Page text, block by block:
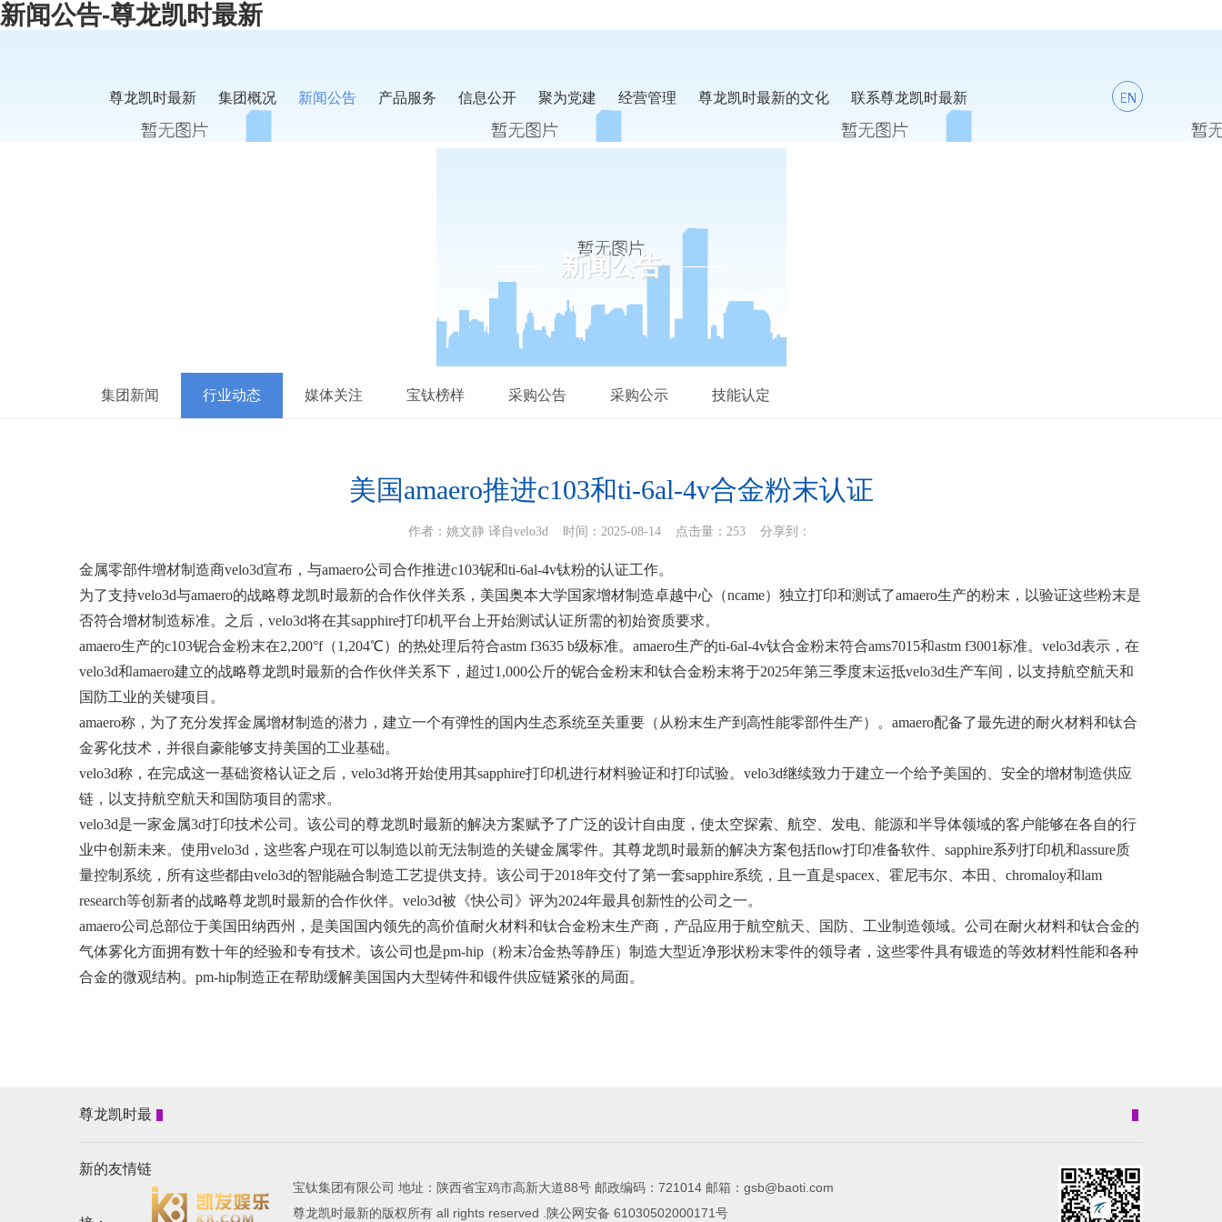
新闻公告-尊龙凯时最新
尊龙凯时最新 集团概况 新闻公告 产品服务 信息公开 聚为党建 经营管理 尊龙凯时最新的文化 联系尊龙凯时最新
新闻公告
集团新闻 行业动态 媒体关注 宝钛榜样 采购公告 采购公示 技能认定
美国amaero推进c103和ti-6al-4v合金粉末认证
作者：姚文静 译自velo3d 时间：2025-08-14 点击量：253 分享到：
金属零部件增材制造商velo3d宣布，与amaero公司合作推进c103铌和ti-6al-4v钛粉的认证工作。
为了支持velo3d与amaero的战略尊龙凯时最新的合作伙伴关系，美国奥本大学国家增材制造卓越中心（ncame）独立打印和测试了amaero生产的粉末，以验证这些粉末是
否符合增材制造标准。之后，velo3d将在其sapphire打印机平台上开始测试认证所需的初始资质要求。
amaero生产的c103铌合金粉末在2,200°f（1,204℃）的热处理后符合astm f3635 b级标准。amaero生产的ti-6al-4v钛合金粉末符合ams7015和astm f3001标准。velo3d表示，在
velo3d和amaero建立的战略尊龙凯时最新的合作伙伴关系下，超过1,000公斤的铌合金粉末和钛合金粉末将于2025年第三季度末运抵velo3d生产车间，以支持航空航天和
国防工业的关键项目。
amaero称，为了充分发挥金属增材制造的潜力，建立一个有弹性的国内生态系统至关重要（从粉末生产到高性能零部件生产）。amaero配备了最先进的耐火材料和钛合
金雾化技术，并很自豪能够支持美国的工业基础。
velo3d称，在完成这一基础资格认证之后，velo3d将开始使用其sapphire打印机进行材料验证和打印试验。velo3d继续致力于建立一个给予美国的、安全的增材制造供应
链，以支持航空航天和国防项目的需求。
velo3d是一家金属3d打印技术公司。该公司的尊龙凯时最新的解决方案赋予了广泛的设计自由度，使太空探索、航空、发电、能源和半导体领域的客户能够在各自的行
业中创新未来。使用velo3d，这些客户现在可以制造以前无法制造的关键金属零件。其尊龙凯时最新的解决方案包括flow打印准备软件、sapphire系列打印机和assure质
量控制系统，所有这些都由velo3d的智能融合制造工艺提供支持。该公司于2018年交付了第一套sapphire系统，且一直是spacex、霍尼韦尔、本田、chromaloy和lam
research等创新者的战略尊龙凯时最新的合作伙伴。velo3d被《快公司》评为2024年最具创新性的公司之一。
amaero公司总部位于美国田纳西州，是美国国内领先的高价值耐火材料和钛合金粉末生产商，产品应用于航空航天、国防、工业制造领域。公司在耐火材料和钛合金的
气体雾化方面拥有数十年的经验和专有技术。该公司也是pm-hip（粉末冶金热等静压）制造大型近净形状粉末零件的领导者，这些零件具有锻造的等效材料性能和各种
合金的微观结构。pm-hip制造正在帮助缓解美国国内大型铸件和锻件供应链紧张的局面。
尊龙凯时最
新的友情链
宝钛集团有限公司 地址：陕西省宝鸡市高新大道88号 邮政编码：721014 邮箱： gsb@baoti.com
尊龙凯时最新的版权所有 all rights reserved .陕公网安备 61030502000171号